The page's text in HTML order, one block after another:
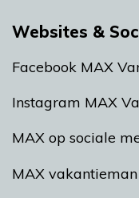
Websites &
Facebook MAX
Instagram MAX
MAX op sociale
MAX vakantieman